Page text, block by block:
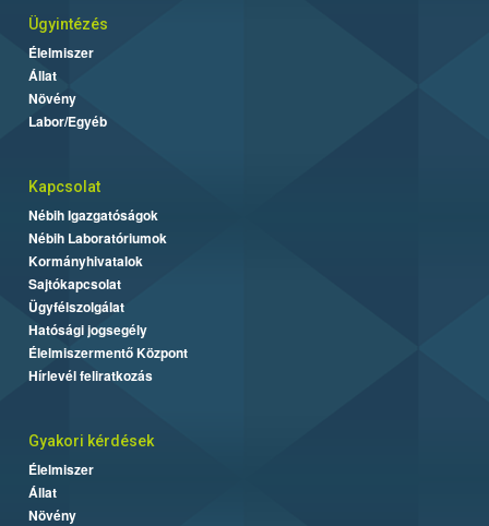
Ügyintézés
Élelmiszer
Állat
Növény
Labor/Egyéb
Kapcsolat
Nébih Igazgatóságok
Nébih Laboratóriumok
Kormányhivatalok
Sajtókapcsolat
Ügyfélszolgálat
Hatósági jogsegély
Élelmiszermentő Központ
Hírlevél feliratkozás
Gyakori kérdések
Élelmiszer
Állat
Növény